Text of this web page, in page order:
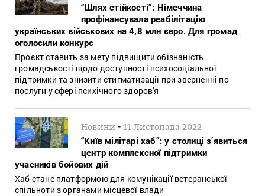
“Шлях стійкості”: Німеччина
профінансувала реабілітацію
українських військових на 4,8 млн євро. Для громад
оголосили конкурс
Проєкт ставить за мету підвищити обізнаність
громадськості щодо доступності психосоціальної
підтримки та знизити стигматизації при зверненні по
послуги у сфері психічного здоров'я
Новини -11 Листопада 2022
“Київ мілітарі хаб”: у столиці з’явиться
центр комплексної підтримки
учасників бойових дій
Хаб стане платформою для комунікації ветеранської
спільноти з органами місцевої влади